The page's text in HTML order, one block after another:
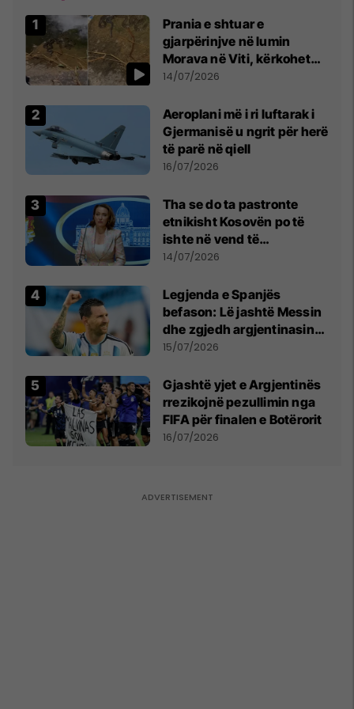
Prania e shtuar e
gjarpërinjve në lumin
Morava në Viti, kërkohet
kujdes nga qytetarët
14/07/2026
Aeroplani më i ri luftarak i
Gjermanisë u ngrit për herë
të parë në qiell
16/07/2026
Tha se do ta pastronte
etnikisht Kosovën po të
ishte në vend të
Millosheviqit, Lëvizja e
kërkon shkarkimin e
menjëhershëm të
Snezhana Paunoviq
14/07/2026
Legjenda e Spanjës
befason: Lë jashtë Messin
dhe zgjedh argjentinasin
më të mirë në botë
15/07/2026
Gjashtë yjet e Argjentinës
rrezikojnë pezullimin nga
FIFA për finalen e Botërorit
16/07/2026